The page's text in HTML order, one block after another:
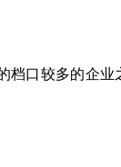
档口较多的企